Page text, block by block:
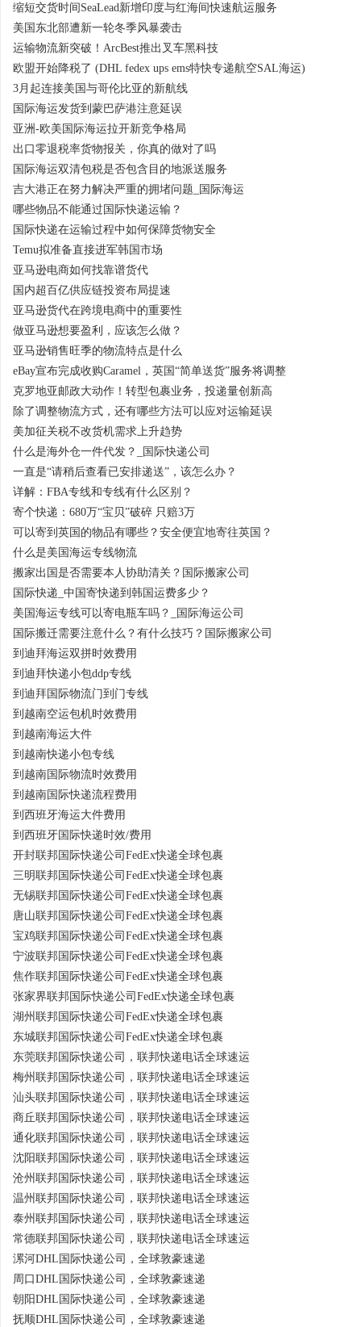
缩短交货时间SeaLead新增印度与红海间快速航运服务
美国东北部遭新一轮冬季风暴袭击
运输物流新突破！ArcBest推出叉车黑科技
欧盟开始降税了 (DHL fedex ups ems特快专递航空SAL海运)
3月起连接美国与哥伦比亚的新航线
国际海运发货到蒙巴萨港注意延误
亚洲-欧美国际海运拉开新竞争格局
出口零退税率货物报关，你真的做对了吗
国际海运双清包税是否包含目的地派送服务
吉大港正在努力解决严重的拥堵问题_国际海运
哪些物品不能通过国际快递运输？
国际快递在运输过程中如何保障货物安全
Temu拟准备直接进军韩国市场
亚马逊电商如何找靠谱货代
国内超百亿供应链投资布局提速
亚马逊货代在跨境电商中的重要性
做亚马逊想要盈利，应该怎么做？
亚马逊销售旺季的物流特点是什么
eBay宣布完成收购Caramel，英国“简单送货”服务将调整
克罗地亚邮政大动作！转型包裹业务，投递量创新高
除了调整物流方式，还有哪些方法可以应对运输延误
美加征关税不改货机需求上升趋势
什么是海外仓一件代发？_国际快递公司
一直是“请稍后查看已安排递送”，该怎么办？
详解：FBA专线和专线有什么区别？
寄个快递：680万“宝贝”破碎 只赔3万
可以寄到英国的物品有哪些？安全便宜地寄往英国？
什么是美国海运专线物流
搬家出国是否需要本人协助清关？国际搬家公司
国际快递_中国寄快递到韩国运费多少？
美国海运专线可以寄电瓶车吗？_国际海运公司
国际搬迁需要注意什么？有什么技巧？国际搬家公司
到迪拜海运双拼时效费用
到迪拜快递小包ddp专线
到迪拜国际物流门到门专线
到越南空运包机时效费用
到越南海运大件
到越南快递小包专线
到越南国际物流时效费用
到越南国际快递流程费用
到西班牙海运大件费用
到西班牙国际快递时效/费用
开封联邦国际快递公司FedEx快递全球包裹
三明联邦国际快递公司FedEx快递全球包裹
无锡联邦国际快递公司FedEx快递全球包裹
唐山联邦国际快递公司FedEx快递全球包裹
宝鸡联邦国际快递公司FedEx快递全球包裹
宁波联邦国际快递公司FedEx快递全球包裹
焦作联邦国际快递公司FedEx快递全球包裹
张家界联邦国际快递公司FedEx快递全球包裹
湖州联邦国际快递公司FedEx快递全球包裹
东城联邦国际快递公司FedEx快递全球包裹
东莞联邦国际快递公司，联邦快递电话全球速运
梅州联邦国际快递公司，联邦快递电话全球速运
汕头联邦国际快递公司，联邦快递电话全球速运
商丘联邦国际快递公司，联邦快递电话全球速运
通化联邦国际快递公司，联邦快递电话全球速运
沈阳联邦国际快递公司，联邦快递电话全球速运
沧州联邦国际快递公司，联邦快递电话全球速运
温州联邦国际快递公司，联邦快递电话全球速运
泰州联邦国际快递公司，联邦快递电话全球速运
常德联邦国际快递公司，联邦快递电话全球速运
漯河DHL国际快递公司，全球敦豪速递
周口DHL国际快递公司，全球敦豪速递
朝阳DHL国际快递公司，全球敦豪速递
抚顺DHL国际快递公司，全球敦豪速递